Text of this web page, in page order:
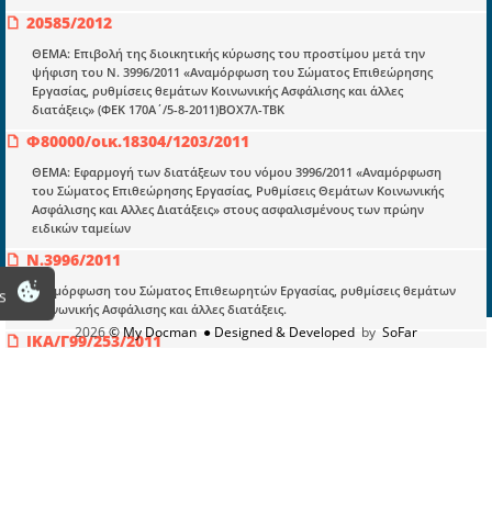
20585/2012
ΘΕΜΑ: Επιβολή της διοικητικής κύρωσης του προστίμου μετά την
ψήφιση του Ν. 3996/2011 «Αναμόρφωση του Σώματος Επιθεώρησης
Εργασίας, ρυθμίσεις θεμάτων Κοινωνικής Ασφάλισης και άλλες
διατάξεις» (ΦΕΚ 170Α΄/5-8-2011)ΒΟΧ7Λ-ΤΒΚ
Φ80000/οικ.18304/1203/2011
ΘΕΜΑ: Εφαρμογή των διατάξεων του νόμου 3996/2011 «Αναμόρφωση
του Σώματος Επιθεώρησης Εργασίας, Ρυθμίσεις Θεμάτων Κοινωνικής
Ασφάλισης και Αλλες Διατάξεις» στους ασφαλισμένους των πρώην
ειδικών ταμείων
Ν.3996/2011
Αναμόρφωση του Σώματος Επιθεωρητών Εργασίας, ρυθμίσεις θεμάτων
Κοινωνικής Ασφάλισης και άλλες διατάξεις.
ΙΚΑ/Γ99/253/2011
Πληροφορίες
Είσοδος
Εγγραφή
Οδηγίες Εγγραφής
Βοηθός Αναζήτησης
Οροι χρησης ιστοτοπου
2026© My Docman ● Designed & Developed by SoFar